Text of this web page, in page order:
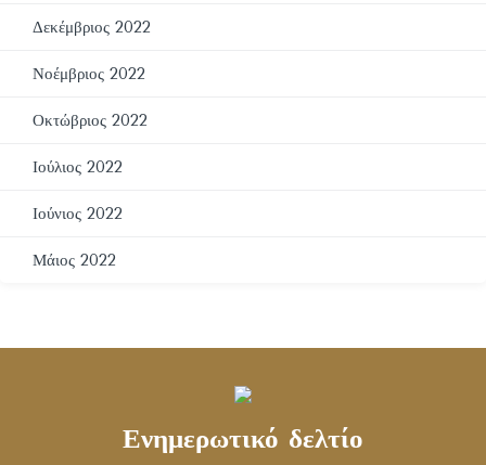
Δεκέμβριος 2022
Νοέμβριος 2022
Οκτώβριος 2022
Ιούλιος 2022
Ιούνιος 2022
Μάιος 2022
Ενημερωτικό δελτίο